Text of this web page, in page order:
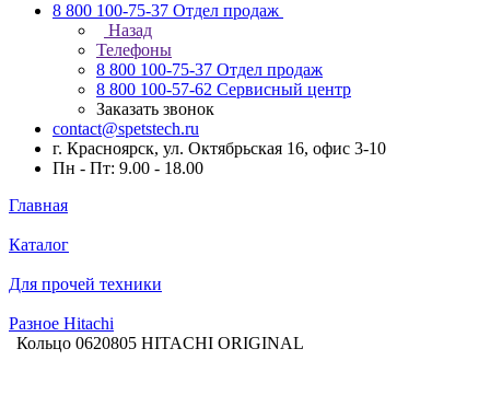
8 800 100-75-37 Отдел продаж
Назад
Телефоны
8 800 100-75-37 Отдел продаж
8 800 100-57-62 Сервисный центр
Заказать звонок
contact@spetstech.ru
г. Красноярск, ул. Октябрьская 16, офис 3-10
Пн - Пт: 9.00 - 18.00
Главная
Каталог
Для прочей техники
Разное Hitachi
Кольцо 0620805 HITACHI ORIGINAL